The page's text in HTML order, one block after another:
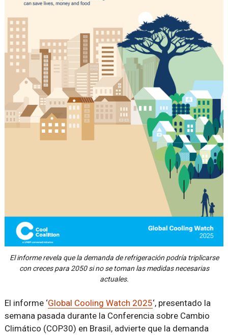
El informe revela que la demanda de refrigeración podría triplicarse
con creces para 2050 si no se toman las medidas necesarias
actuales.
El informe ‘Global Cooling Watch 2025‘, presentado la
semana pasada durante la Conferencia sobre Cambio
Climático (COP30) en Brasil, advierte que la demanda